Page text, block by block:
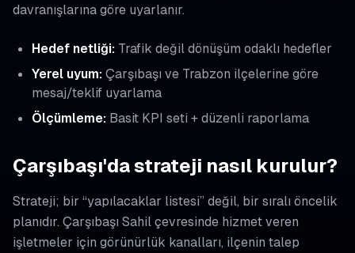
davranışlarına göre uyarlanır.
Hedef netliği: Trafik değil dönüşüm odaklı hedefler
Yerel uyum:Çarşıbaşı ve Trabzon ilçelerine göre
mesaj/teklif uyarlama
Ölçümleme: Basit KPI seti + düzenli raporlama
Çarşıbaşı'da strateji nasıl kurulur?
Strateji; bir “yapılacaklar listesi” değil, bir sıralı öncelik
planıdır. Çarşıbaşı Sahil çevresinde hizmet veren
işletmeler için görünürlük kanalları, ilçenin talep